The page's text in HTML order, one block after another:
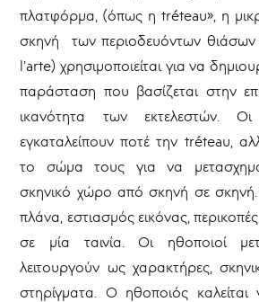
πλατφόρμα, (όπως η tréteau», η
σκηνή των περιοδευόντων
l’arte) χρησιμοποιείται για να
παράσταση που βασίζεται στην
ικανότητα των εκτελεστών. Οι
εγκαταλείπουν ποτέ την tréteau,
το σώμα τους για να
σκηνικό χώρο από σκηνή σε σκηνή.
πλάνα, εστιασμός εικόνας,
σε μία ταινία. Οι ηθοποιοί
λειτουργούν ως χαρακτήρες,
στηρίγματα. Ο ηθοποιός καλείται